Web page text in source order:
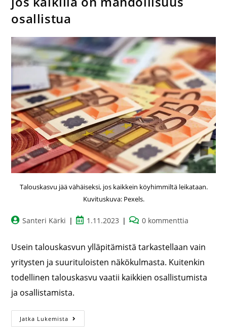
osallistua
Talouskasvu jää vähäiseksi, jos kaikkein köyhimmiltä leikataan.
Kuvituskuva: Pexels.
Santeri Kärki 1.11.2023 0 kommenttia
Usein talouskasvun ylläpitämistä tarkastellaan vain
yritysten ja suurituloisten näkökulmasta. Kuitenkin
todellinen talouskasvu vaatii kaikkien osallistumista
ja osallistamista.
Jatka Lukemista